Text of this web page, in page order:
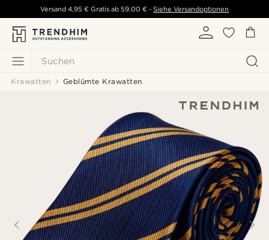
Suchen
Versand 4,95 € Gratis ab 59,00 € - Siehe Versandoptionen
Krawatten Geblümte Krawatten